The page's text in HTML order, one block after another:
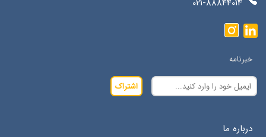
021-88844014
خبرنامه
اشتراک
درباره ما